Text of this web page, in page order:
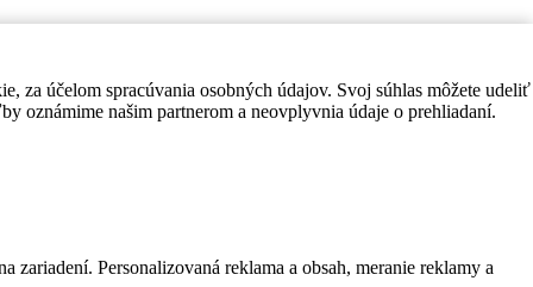
za účelom spracúvania osobných údajov. Svoj súhlas môžete udeliť
oznámime našim partnerom a neovplyvnia údaje o prehliadaní.
Personalizovaná reklama a obsah, meranie reklamy a